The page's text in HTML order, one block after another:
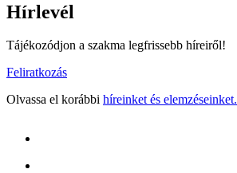
Hírlevél
Tájékozódjon a szakma legfrissebb híreiről!
Feliratkozás
Olvassa el korábbi híreinket és elemzéseinket.